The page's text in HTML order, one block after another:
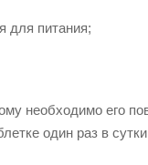
для питания;
необходимо его
один раз в